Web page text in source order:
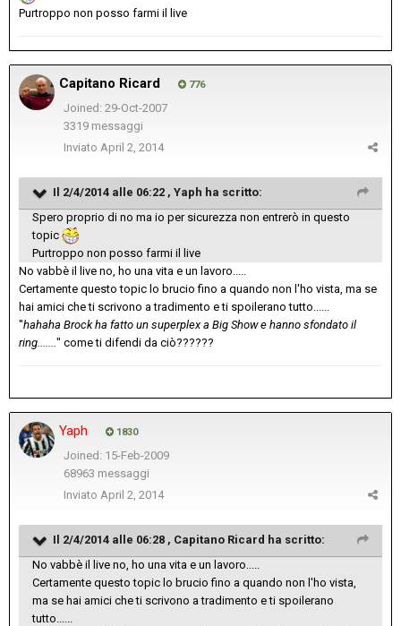
Purtroppo non posso farmi il live
Capitano Ricard 776
Joined: 29-Oct-2007
3319 messaggi
Inviato April 2, 2014
Il 2/4/2014 alle 06:22 , Yaph ha scritto:
Spero proprio di no ma io per sicurezza non entrerò in questo
topic
Purtroppo non posso farmi il live
No vabbè il live no, ho una vita e un lavoro.....
Certamente questo topic lo brucio fino a quando non l'ho vista, ma se
hai amici che ti scrivono a tradimento e ti spoilerano tutto......
"hahaha Brock ha fatto un superplex a Big Show e hanno sfondato il
ring....... " come ti difendi da ciò??????
Yaph 1830
Joined: 15-Feb-2009
68963 messaggi
Inviato April 2, 2014
Il 2/4/2014 alle 06:28 , Capitano Ricard ha scritto:
No vabbè il live no, ho una vita e un lavoro.....
Certamente questo topic lo brucio fino a quando non l'ho vista,
ma se hai amici che ti scrivono a tradimento e ti spoilerano
tutto......